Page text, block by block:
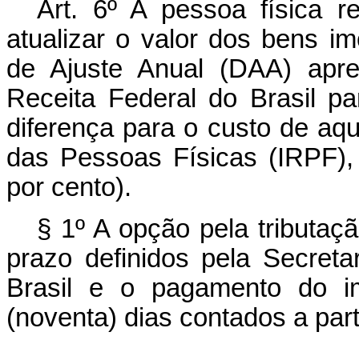
Art. 6º A pessoa física
atualizar o valor dos bens
de Ajuste Anual (DAA)
Receita Federal do Brasil
diferença para o custo de
das Pessoas Físicas
por cento).
§ 1º A opção pela
prazo definidos pela
Brasil e o pagamento do
(noventa) dias contados a